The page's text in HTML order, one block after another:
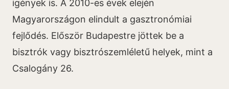
igények is. A 2010-es évek elején
Magyarországon elindult a gasztronómiai
fejlődés. Először Budapestre jöttek be a
bisztrók vagy bisztrószemléletű helyek, mint a
Csalogány 26.